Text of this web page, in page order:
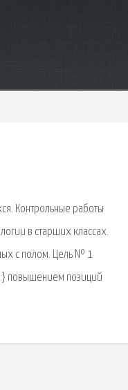
Контрольные работы
в старших классах.
с полом. Цель № 1
повышением позиций